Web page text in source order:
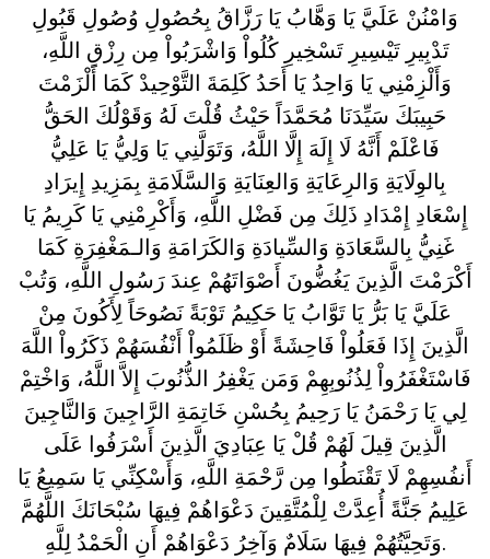
وَامْنُنْ عَلَيَّ يَا وَهَّابُ يَا رَزَّاقُ بِحُصُولِ وُصُولِ قَبُولِ
تَدْبِيرِ تَيْسِيرِ تَسْخِيرِ كُلُواْ وَاشْرَبُواْ مِن رِزْقِ اللَّهِ،
وَأَلْزِمْنِي يَا وَاحِدُ يَا أَحَدُ كَلِمَةَ التَّوْحِيدْ كَمَا أَلْزَمْتَ
حَبِيبَكَ سَيِّدَنَا مُحَمَّدَاً حَيْثُ قُلْتَ لَهُ وَقَوْلُكَ الحَقُّ
فَاعْلَمْ أَنَّهُ لَا إِلَهَ إِلَّا اللَّهُ، وَتَوَلَّنِي يَا وَلِيُّ يَا عَلِيُّ
بِالوِلَايَةِ وَالرِعَايَةِ وَالعِنَايَةِ وَالسَّلَامَةِ بِمَزِيدِ إِيرَادِ
إِسْعَادِ إِمْدَادِ ذَلِكَ مِن فَضْلِ اللَّهِ، وَأَكْرِمْنِي يَا كَرِيمُ يَا
غَنِيُّ بِالسَّعَادَةِ وَالسِّيادَةِ وَالكَرَامَةِ وَالـمَغْفِرَةِ كَمَا
أَكْرَمْتَ الَّذِينَ يَغُضُّونَ أَصْوَاتَهُمْ عِندَ رَسُولِ اللَّهِ، وَتُبْ
عَلَيَّ يَا بَرُّ يَا تَوَّابُ يَا حَكِيمُ تَوْبَةً نَصُوحَاً لِأَكُونَ مِنْ
الَّذِينَ إِذَا فَعَلُواْ فَاحِشَةً أَوْ ظَلَمُواْ أَنْفُسَهُمْ ذَكَرُواْ اللَّهَ
فَاسْتَغْفَرُواْ لِذُنُوبِهِمْ وَمَن يَغْفِرُ الذُّنُوبَ إِلاَّ اللَّهُ، وَاخْتِمْ
لِي يَا رَحْمَنُ يَا رَحِيمُ بِحُسْنِ خَاتِمَةِ الرَّاجِينَ وَالنَّاجِينَ
الَّذِينَ قِيلَ لَهُمْ قُلْ يَا عِبَادِيَ الَّذِينَ أَسْرَفُوا عَلَى
أَنفُسِهِمْ لَا تَقْنَطُوا مِن رَّحْمَةِ اللَّهِ، وَأَسْكِنِّي يَا سَمِيعُ يَا
عَلِيمُ جَنَّةً أُعِدَّتْ لِلْمُتَّقِينَ دَعْوَاهُمْ فِيهَا سُبْحَانَكَ اللَّهُمَّ
وَتَحِيَّتُهُمْ فِيهَا سَلَامٌ وَآخِرُ دَعْوَاهُمْ أَنِ الْحَمْدُ لِلَّهِ.